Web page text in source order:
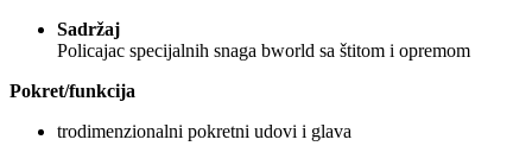
Sadržaj
Policajac specijalnih snaga bworld sa štitom i opremom
Pokret/funkcija
trodimenzionalni pokretni udovi i glava